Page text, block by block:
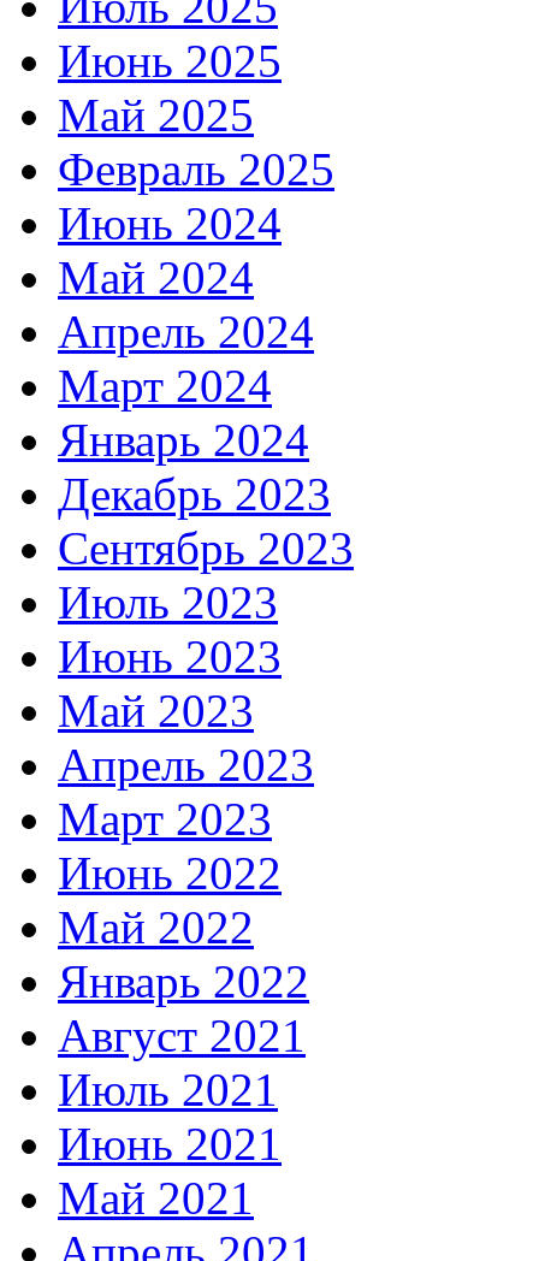
Июнь 2025
Май 2025
Февраль 2025
Июнь 2024
Май 2024
Апрель 2024
Март 2024
Январь 2024
Декабрь 2023
Сентябрь 2023
Июль 2023
Июнь 2023
Май 2023
Апрель 2023
Март 2023
Июнь 2022
Май 2022
Январь 2022
Август 2021
Июль 2021
Июнь 2021
Май 2021